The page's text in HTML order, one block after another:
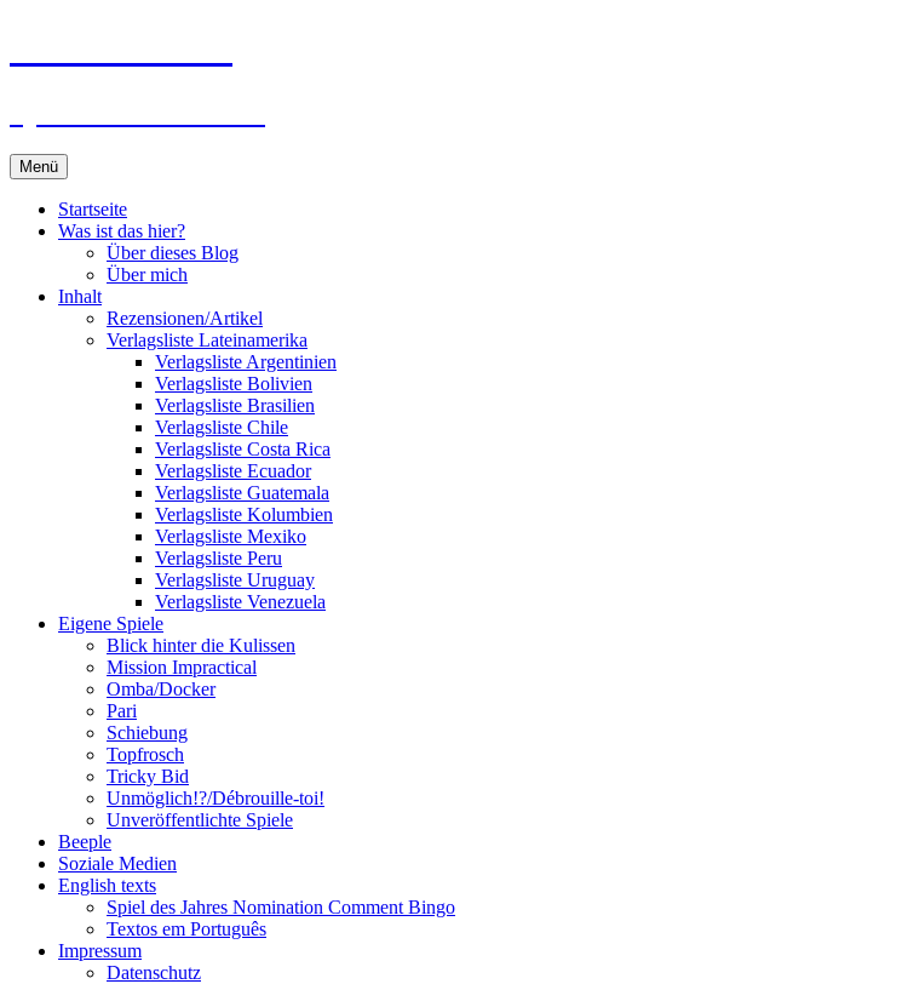
Menü
Startseite
Was ist das hier?
Über dieses Blog
Über mich
Inhalt
Rezensionen/Artikel
Verlagsliste Lateinamerika
Verlagsliste Argentinien
Verlagsliste Bolivien
Verlagsliste Brasilien
Verlagsliste Chile
Verlagsliste Costa Rica
Verlagsliste Ecuador
Verlagsliste Guatemala
Verlagsliste Kolumbien
Verlagsliste Mexiko
Verlagsliste Peru
Verlagsliste Uruguay
Verlagsliste Venezuela
Eigene Spiele
Blick hinter die Kulissen
Mission Impractical
Omba/Docker
Pari
Schiebung
Topfrosch
Tricky Bid
Unmöglich!?/Débrouille-toi!
Unveröffentlichte Spiele
Beeple
Soziale Medien
English texts
Spiel des Jahres Nomination Comment Bingo
Textos em Português
Impressum
Datenschutz